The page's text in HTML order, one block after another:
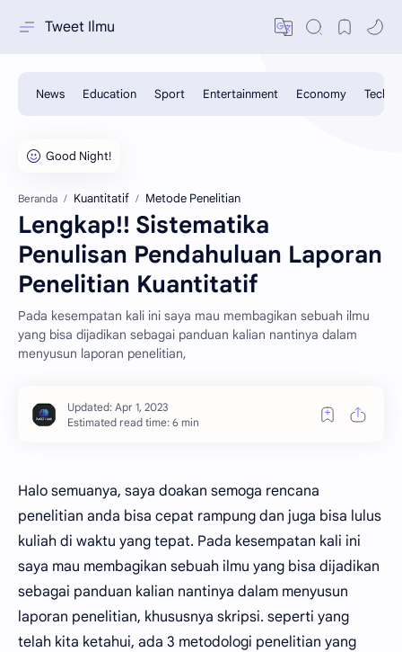
Tweet Ilmu
Beranda Kuantitatif Metode Penelitian
Lengkap!! Sistematika
Penulisan Pendahuluan Laporan
Penelitian Kuantitatif
Pada kesempatan kali ini saya mau membagikan sebuah ilmu
yang bisa dijadikan sebagai panduan kalian nantinya dalam
menyusun laporan penelitian,
Estimated read time: 6 min
Halo semuanya, saya doakan semoga rencana
penelitian anda bisa cepat rampung dan juga bisa lulus
kuliah di waktu yang tepat. Pada kesempatan kali ini
saya mau membagikan sebuah ilmu yang bisa dijadikan
sebagai panduan kalian nantinya dalam menyusun
laporan penelitian, khususnya skripsi. seperti yang
telah kita ketahui, ada 3 metodologi penelitian yang